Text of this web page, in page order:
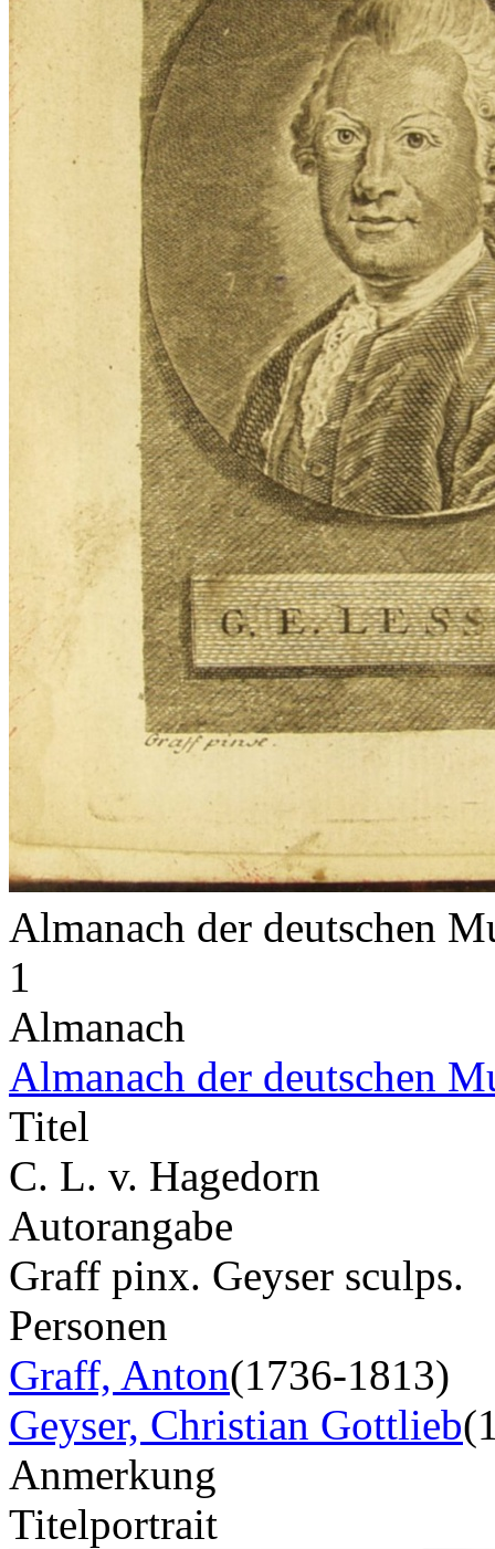
Almanach der deutschen
1
Almanach
Almanach der deutschen
Titel
C. L. v. Hagedorn
Autorangabe
Graff pinx. Geyser sculps.
Personen
Graff, Anton(1736-1813)
Geyser, Christian Gottlieb
Anmerkung
Titelportrait